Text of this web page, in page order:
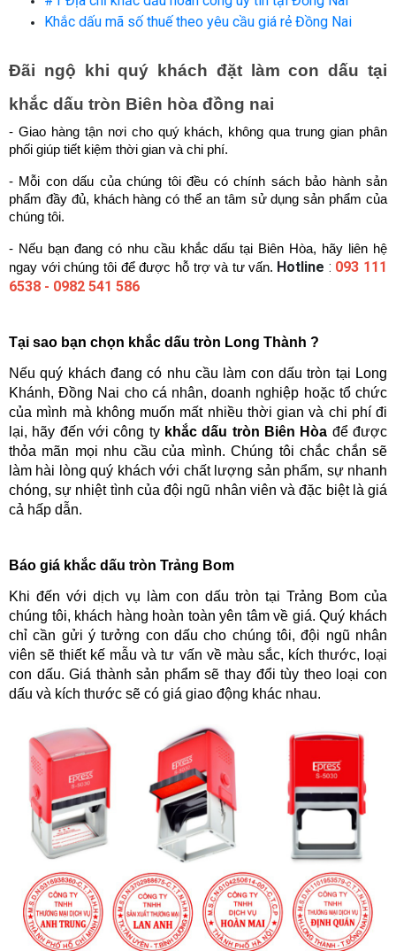
Khắc dấu mã số thuế theo yêu cầu giá rẻ Đồng Nai
Đãi ngộ khi quý khách đặt làm con dấu tại
khắc dấu tròn Biên hòa đồng nai
- Giao hàng tận nơi cho quý khách, không qua trung gian phân
phối giúp tiết kiệm thời gian và chi phí.
- Mỗi con dấu của chúng tôi đều có chính sách bảo hành sản
phẩm đầy đủ, khách hàng có thể an tâm sử dụng sản phẩm của
chúng tôi.
- Nếu bạn đang có nhu cầu khắc dấu tại Biên Hòa, hãy liên hệ
ngay với chúng tôi để được hỗ trợ và tư vấn. Hotline : 093 111
6538 - 0982 541 586
Tại sao bạn chọn khắc dấu tròn Long Thành ?
Nếu quý khách đang có nhu cầu làm con dấu tròn tại Long
Khánh, Đồng Nai cho cá nhân, doanh nghiệp hoặc tổ chức
của mình mà không muốn mất nhiều thời gian và chi phí đi
lại, hãy đến với công ty khắc dấu tròn Biên Hòa để được
thỏa mãn mọi nhu cầu của mình. Chúng tôi chắc chắn sẽ
làm hài lòng quý khách với chất lượng sản phẩm, sự nhanh
chóng, sự nhiệt tình của đội ngũ nhân viên và đặc biệt là giá
cả hấp dẫn.
Báo giá khắc dấu tròn Trảng Bom
Khi đến với dịch vụ làm con dấu tròn tại Trảng Bom của
chúng tôi, khách hàng hoàn toàn yên tâm về giá. Quý khách
chỉ cần gửi ý tưởng con dấu cho chúng tôi, đội ngũ nhân
viên sẽ thiết kế mẫu và tư vấn về màu sắc, kích thước, loại
con dấu. Giá thành sản phẩm sẽ thay đổi tùy theo loại con
dấu và kích thước sẽ có giá giao động khác nhau.